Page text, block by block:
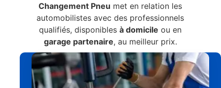
Changement Pneu met en relation les
automobilistes avec des professionnels
qualifiés, disponiblesà domicile ou en
garage partenaire, au meilleur prix.